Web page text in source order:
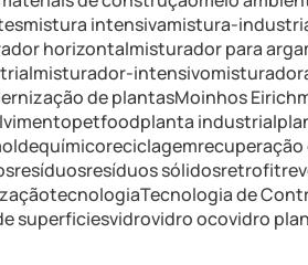
mistura intensivamistura-
horizontalmisturador para
misturador-intensivo
de plantasMoinhos Eirich
petfoodplanta industrial
químicoreciclagemrecuperação
resíduosresíduos sólidosretrofit
tecnologiaTecnologia de
superficiesvidrovidro ocovidro